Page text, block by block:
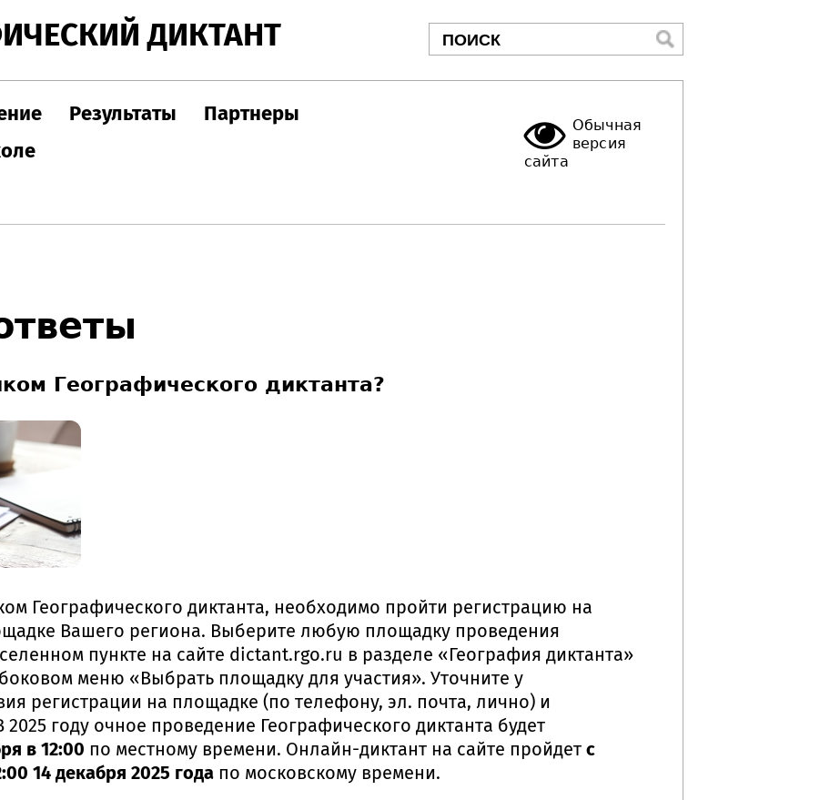
ДИКТАНТ ПОИСК
Обычная
версия
сайта
Результаты
Партнеры
Географического диктанта?
Географического диктанта, необходимо пройти регистрацию на
Вашего региона. Выберите любую площадку проведения
пункте на сайте dictant.rgo.ru в разделе «География диктанта»
меню «Выбрать площадку для участия». Уточните у
регистрации на площадке (по телефону, эл. почта, лично) и
2025 году очное проведение Географического диктанта будет
в 12:00 по местному времени. Онлайн-диктант на сайте пройдет с
14 декабря 2025 года по московскому времени.